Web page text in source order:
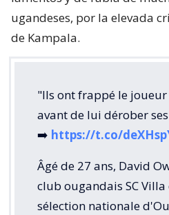
ugandeses, por la elevada
de Kampala.
"Ils ont frappé le joueur
avant de lui dérober
➡️ https://t.co/
Âgé de 27 ans, David
club ougandais SC
sélection nationale